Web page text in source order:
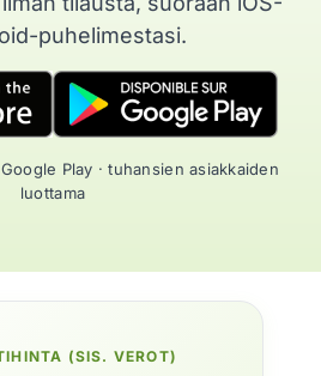
puhelimestasi.
Play · tuhansien asiakkaiden
luottama
(SIS. VEROT)